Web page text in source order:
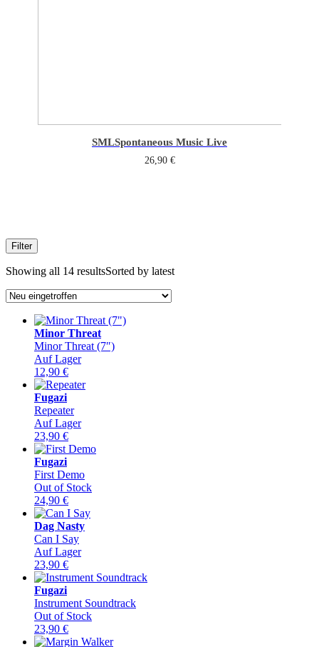
SMLSpontaneous Music Live
26,90 €
Filter
Showing all 14 resultsSorted by latest
Minor Threat
Minor Threat (7″)
Auf Lager
12,90 €
Fugazi
Repeater
Auf Lager
23,90 €
Fugazi
First Demo
Out of Stock
24,90 €
Dag Nasty
Can I Say
Auf Lager
23,90 €
Fugazi
Instrument Soundtrack
Out of Stock
23,90 €